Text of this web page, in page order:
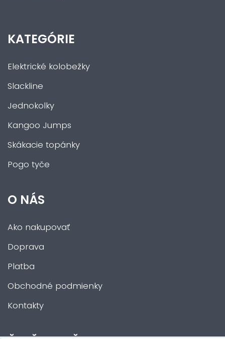
KATEGÓRIE
Elektrické kolobežky
Slackline
Jednokolky
Kangoo Jumps
Skákacie topánky
Pogo tyče
O NÁS
Ako nakupovať
Doprava
Platba
Obchodné podmienky
Kontakty